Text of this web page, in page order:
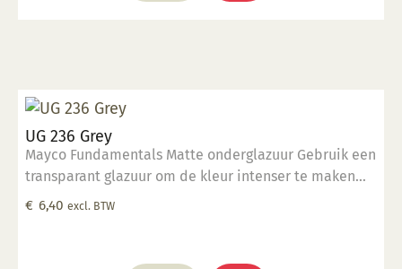
UG 236 Grey
Mayco Fundamentals Matte onderglazuur Gebruik een
transparant glazuur om de kleur intenser te maken
Geschikt voor gebruiksgoed mits er een transparant
€ 6,40 excl. BTW